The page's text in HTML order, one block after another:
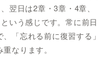
翌日は2章・3章・4章、
いう感じです。常に前日
「忘れる前に復習する」
なります。